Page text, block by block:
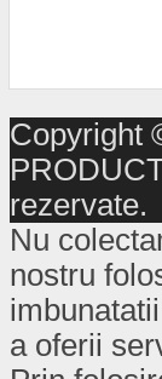
Copyright
rezervate.
Nu
nostru
a oferii